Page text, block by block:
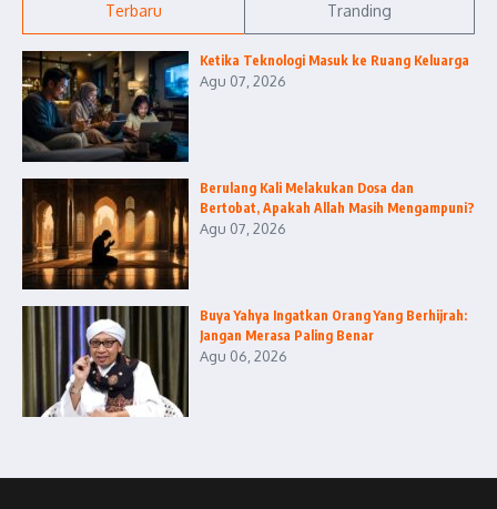
Terbaru Tranding
Ketika Teknologi Masuk ke Ruang Keluarga
Agu 07, 2026
Berulang Kali Melakukan Dosa dan
Bertobat, Apakah Allah Masih Mengampuni?
Agu 07, 2026
Buya Yahya Ingatkan Orang Yang Berhijrah:
Jangan Merasa Paling Benar
Agu 06, 2026